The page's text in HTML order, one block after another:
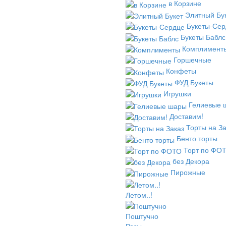
в Корзине
Элитный
Букеты-
Букеты Баблс
Горшечные
Конфеты
ФУД Букеты
Игрушки
Гелиевые
Доставим!
Торты на
Бенто торты
Торт по
без Декора
Пирожные
Летом..!
Поштучно